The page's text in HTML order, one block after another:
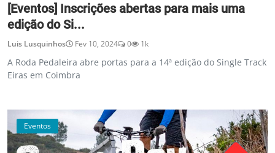
[Eventos] Inscrições abertas para mais uma
edição do Si...
Luis Lusquinhos Fev 10, 2024 0 1k
A Roda Pedaleira abre portas para a 14ª edição do Single Track
Eiras em Coimbra
Eventos